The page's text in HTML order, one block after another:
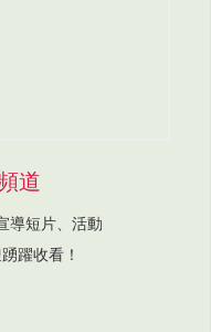
道
導短片、活動
躍收看！